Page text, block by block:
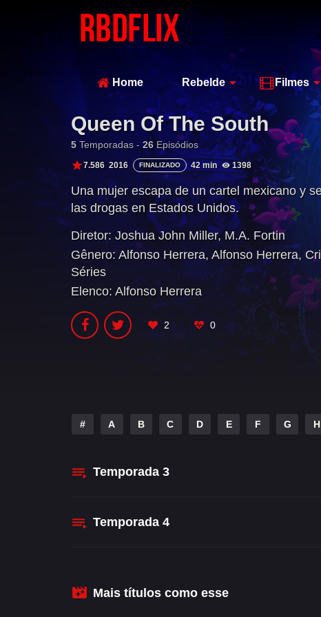
Home Rebelde Filmes
Queen Of The South
5 Temporadas -26Episódios
7.586 2016 FINALIZADO 42 min 1398
Una mujer escapa de un cartel mexicano y
las drogas en Estados Unidos.
Diretor: Joshua John Miller, M.A. Fortin
Gênero: Alfonso Herrera, Alfonso Herrera,
Séries
Elenco: Alfonso Herrera
2 0
# A B C D E F G H
Temporada 3
Temporada 4
Mais títulos como esse